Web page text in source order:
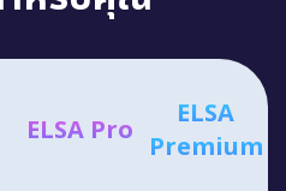
ELSA Pro
ELSA
Premium